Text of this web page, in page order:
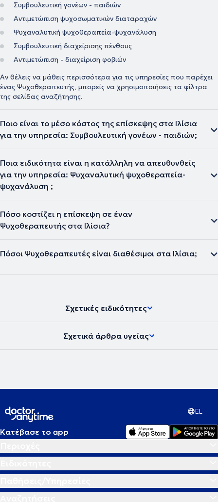
Συμβουλευτική γονέων - παιδιών
Αντιμετώπιση ψυχοσωματικών διαταραχών
Ψυχαναλυτική ψυχοθεραπεία-ψυχανάλυση
Συμβουλευτική διαχείρισης πένθους
Αντιμετώπιση - διαχείριση φοβιών
Αν θέλεις να μάθεις περισσότερα για τις υπηρεσίες που παρέχει
ένας Ψυχοθεραπευτής, μπορείς να χρησιμοποιήσεις τα φίλτρα
της σελίδας αναζήτησης.
Ποιο είναι το μέσο κόστος της επίσκεψης στα Ιλίσια
για την υπηρεσία: Συμβουλευτική γονέων - παιδιών;
Ποια ειδικότητα είναι η κατάλληλη να απευθυνθείς
για την υπηρεσία: Ψυχαναλυτική ψυχοθεραπεία-
ψυχανάλυση ;
Πόσο κοστίζει η επίσκεψη σε έναν
Ψυχοθεραπευτής στα Ιλίσια?
Πόσοι Ψυχοθεραπευτές είναι διαθέσιμοι στα Ιλίσια;
Σχετικές ειδικότητες
Σχετικά άρθρα υγείας
EL
Κατέβασε το app